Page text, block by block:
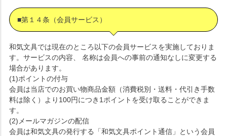
■第１４条（会員サービス）
和気文具では現在のところ以下の会員サービスを実施しておりま
す。サービスの内容、 名称は会員への事前の通知なしに変更する
場合があります。
(1)ポイントの付与
会員は当店でのお買い物商品金額（消費税別・送料・代引き手数
料は除く）より100円につき1ポイントを受け取ることができま
す。
(2)メールマガジンの配信
会員は和気文具の発行する「和気文具ポイント通信」という会員